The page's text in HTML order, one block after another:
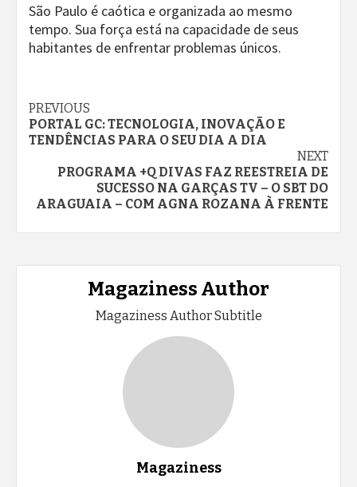
São Paulo é caótica e organizada ao mesmo
tempo. Sua força está na capacidade de seus
habitantes de enfrentar problemas únicos.
Continue
Reading
PREVIOUS
PORTAL GC: TECNOLOGIA, INOVAÇÃO E
TENDÊNCIAS PARA O SEU DIA A DIA
NEXT
PROGRAMA +Q DIVAS FAZ REESTREIA DE
SUCESSO NA GARÇAS TV – O SBT DO
ARAGUAIA – COM AGNA ROZANA À FRENTE
Magaziness Author
Magaziness Author Subtitle
Magaziness